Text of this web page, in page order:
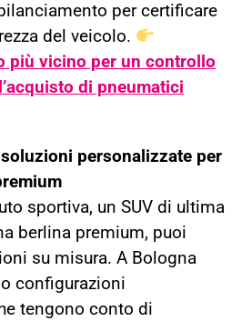
per certificare
del veicolo.
più vicino per un controllo
di pneumatici
personalizzate per
sportiva, un SUV di ultima
berlina premium, puoi
su misura. A Bologna
configurazioni
tengono conto di